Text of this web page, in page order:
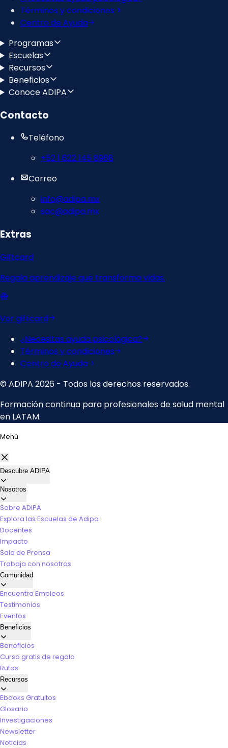
Menú
Descubre ADIPA
Nosotros
Sobre ADIPA
Explora las Escuelas de Adipa
Docentes
Impacto
Sala de Prensa
Trabaja con nosotros
Comunidad
Encuentra Empleos
Testimonios
Eventos
Beneficios
Beneficios
Curso gratis de regalo
Rutas
Recursos
Ebooks Gratuitos
Glosario
Investigaciones
Newsletter
Noticias